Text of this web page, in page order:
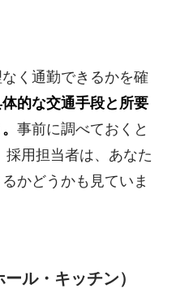
く通勤できるかを確
的な交通手段と所要
事前に調べておくと
用担当者は、あなた
かどうかも見ていま
ル・キッチン）